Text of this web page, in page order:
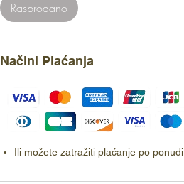
Rasprodano
Načini Plaćanja
Ili možete zatražiti plaćanje po ponudi.